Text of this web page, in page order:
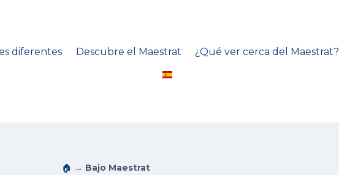
diferentes Descubre el Maestrat ¿Qué ver cerca del Maestrat?
🏠 → Bajo Maestrat